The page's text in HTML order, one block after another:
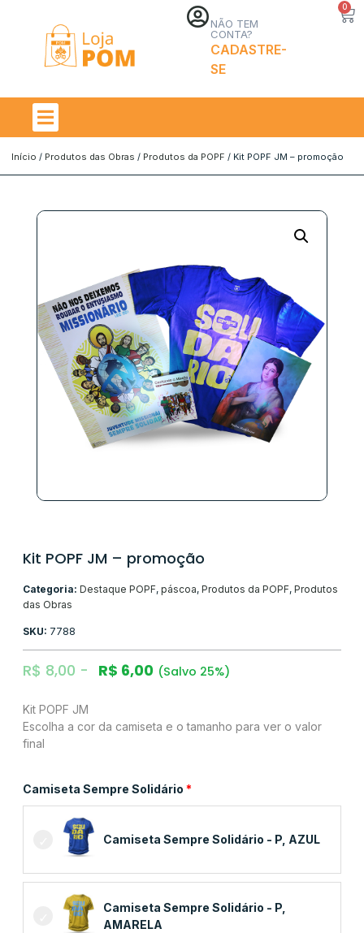
NÃO TEM
CONTA?
CADASTRE-
SE
0
Início / Produtos das Obras / Produtos da POPF / Kit POPF JM – promoção
Kit POPF JM – promoção
Categoria: Destaque POPF, páscoa, Produtos da POPF, Produtos
das Obras
SKU: 7788
R$ 8,00 R$ 6,00 (Salvo 25%)
Kit POPF JM
Escolha a cor da camiseta e o tamanho para ver o valor
final
Camiseta Sempre Solidário
Camiseta Sempre Solidário - P, AZUL
Camiseta Sempre Solidário - P,
AMARELA